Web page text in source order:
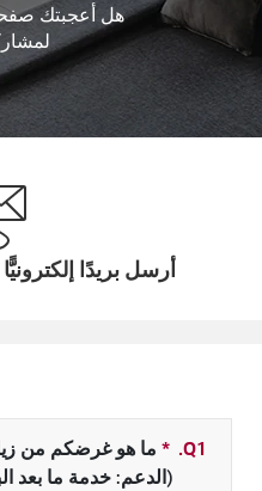
هل أعجبتك
أرسل بريدًا
Q1.
* حقل مطلوب
ما هو غرضكم من
(الدعم: خدمة ما بعد